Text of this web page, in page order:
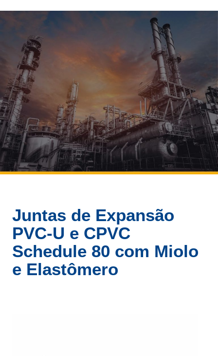
Juntas de Expansão
PVC-U e CPVC
Schedule 80 com Miolo
e Elastômero